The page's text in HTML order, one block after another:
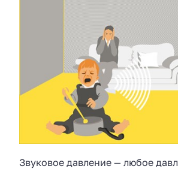
Звуковое давление — любое